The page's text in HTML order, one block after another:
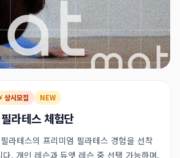
상시모집 NEW
라테스 체험단
라테스의 프리미엄 필라테스 경험을 선착
. 개인 레슨과 듀엣 레슨 중 선택 가능하며,